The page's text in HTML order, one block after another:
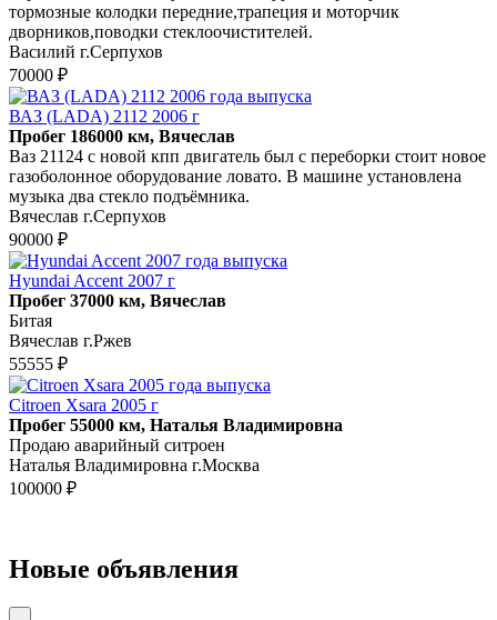
тормозные колодки передние,трапеция и моторчик
дворников,поводки стеклоочистителей.
Василий г.Серпухов
70000 ₽
ВАЗ (LADA) 2112 2006 г
Пробег 186000 км, Вячеслав
Ваз 21124 с новой кпп двигатель был с переборки стоит новое
газоболонное оборудование ловато. В машине установлена
музыка два стекло подъёмника.
Вячеслав г.Серпухов
90000 ₽
Hyundai Accent 2007 г
Пробег 37000 км, Вячеслав
Битая
Вячеслав г.Ржев
55555 ₽
Citroen Xsara 2005 г
Пробег 55000 км, Наталья Владимировна
Продаю аварийный ситроен
Наталья Владимировна г.Москва
100000 ₽
Новые объявления